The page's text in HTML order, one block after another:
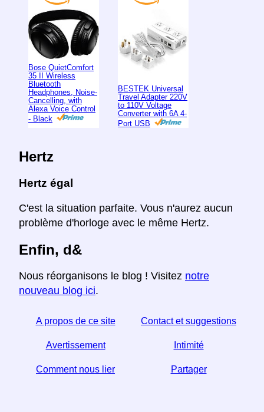
Bose QuietComfort
35 II Wireless
Bluetooth
Headphones, Noise-
Cancelling, with
Alexa Voice Control
- Black
BESTEK Universal
Travel Adapter 220V
to 110V Voltage
Converter with 6A 4-
Port USB
Hertz
Hertz égal
C'est la situation parfaite. Vous n'aurez aucun
problème d'horloge avec le même Hertz.
Enfin, d&
Nous réorganisons le blog ! Visitez notre
nouveau blog ici.
A propos de ce site Contact et suggestions
Avertissement Intimité
Comment nous lier Partager